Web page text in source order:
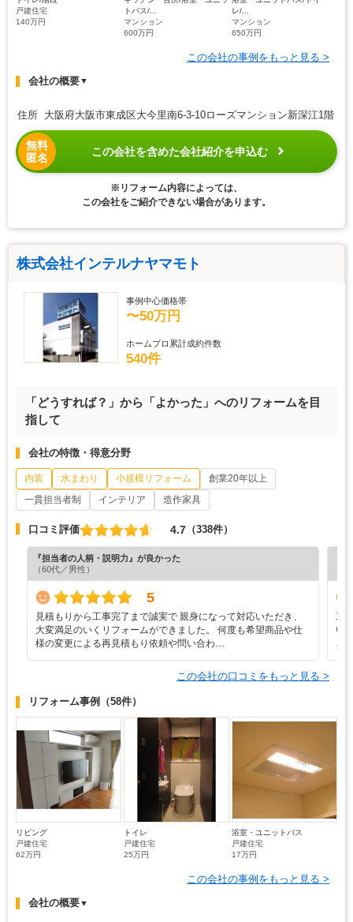
戸建住宅
140万円
トバス/...
マンション
600万円
レ/...
マンション
650万円
この会社の事例をもっと見る >
会社の概要▼
住所 大阪府大阪市東成区大今里南6-3-10ローズマンション新深江1階
無料
匿名
この会社を含めた会社紹介を申込む
※リフォーム内容によっては、
この会社をご紹介できない場合があります。
株式会社インテルナヤマモト
事例中心価格帯
〜50万円
ホームプロ累計成約件数
540件
「どうすれば？」から「よかった」へのリフォームを目
指して
会社の特徴・得意分野
内装 水まわり 小規模リフォーム
創業20年以上
一貫担当者制
インテリア 造作家具
口コミ評価 4.7 （338件）
『担当者の人柄・説明力』が良かった
（60代／男性）
5
見積もりから工事完了まで誠実で 親身になって対応いただき、
大変満足のいくリフォームができました。 何度も希望商品や仕
様の変更による再見積もり依頼や問い合わ…
工
い
こ
この会社の口コミをもっと見る >
リフォーム事例 （58件）
リビング
戸建住宅
62万円
トイレ
戸建住宅
25万円
浴室・ユニットバス
戸建住宅
17万円
この会社の事例をもっと見る >
会社の概要▼